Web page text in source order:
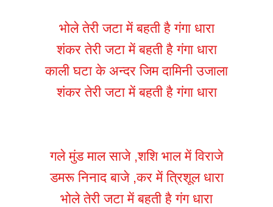
भोले तेरी जटा में बहती है गंगा धारा
शंकर तेरी जटा में बहती है गंगा धारा
काली घटा के अन्दर जिम दामिनी उजाला
शंकर तेरी जटा में बहती है गंगा धारा
गले मुंड माल साजे ,शशि भाल में विराजे
डमरू निनाद बाजे ,कर में त्रिशूल धारा
भोले तेरी जटा में बहती है गंग धारा